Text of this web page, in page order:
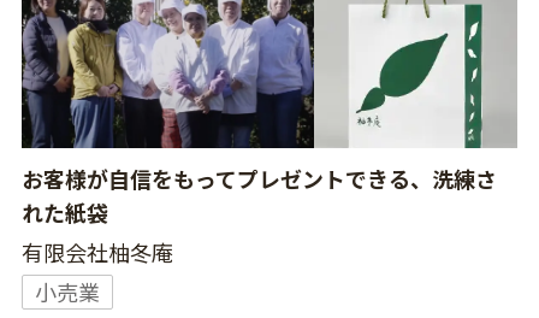
お客様が自信をもってプレゼントできる、洗練さ
れた紙袋
有限会社柚冬庵
小売業